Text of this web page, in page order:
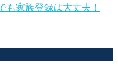
も家族登録は大丈夫！